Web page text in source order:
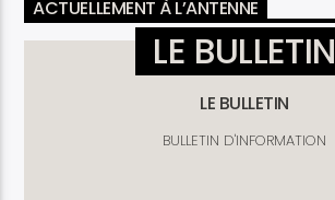
ACTUELLEMENT À L’ANTENNE
LE BULLETIN
LE BULLETIN
BULLETIN D'INFORMATION